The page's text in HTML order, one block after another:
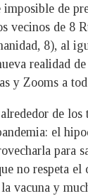
de
vecinos de 8
8), al
realidad
y Zooms a
de los
el
para
no respeta
vacuna y